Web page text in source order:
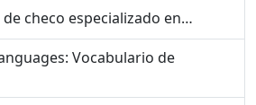
checo especializado en…
Vocabulario de